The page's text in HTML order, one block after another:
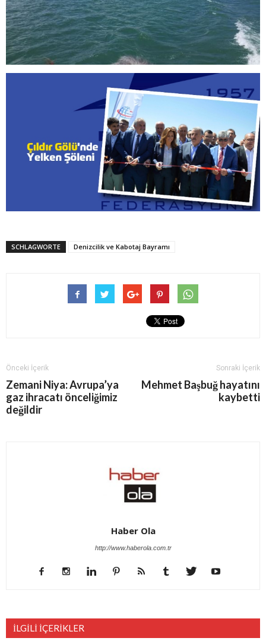
SCHLAGWORTE Denizcilik ve Kabotaj Bayramı
Önceki İçerik
Zemani Niya: Avrupa’ya
gaz ihracatı önceliğimiz
değildir
Sonraki İçerik
Mehmet Başbuğ hayatını
kaybetti
Haber Ola
http://www.haberola.com.tr
İLGİLİ İÇERİKLER